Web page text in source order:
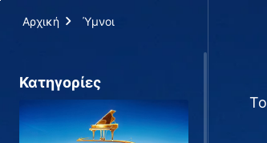
Αρχική Ύμνοι
Κατηγορίες